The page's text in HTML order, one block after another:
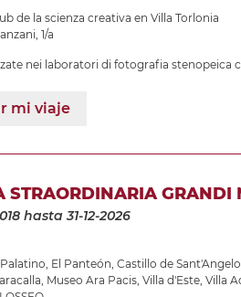
de la scienza creativa en Villa Torlonia
1/a
nei laboratori di fotografia stenopeica
mi viaje
STRAORDINARIA GRANDI
hasta 31-12-2026
El Panteón Castillo de Sant'Angelo
Museo Ara Pacis Villa d'Este Villa